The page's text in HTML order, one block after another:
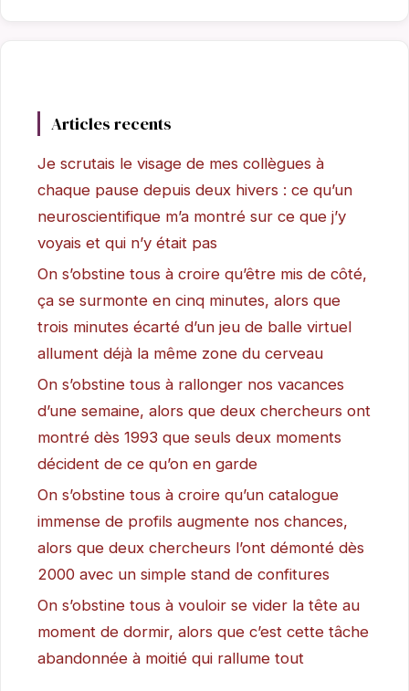
Articles recents
Je scrutais le visage de mes collègues à
chaque pause depuis deux hivers : ce qu’un
neuroscientifique m’a montré sur ce que j’y
voyais et qui n’y était pas
On s’obstine tous à croire qu’être mis de côté,
ça se surmonte en cinq minutes, alors que
trois minutes écarté d’un jeu de balle virtuel
allument déjà la même zone du cerveau
On s’obstine tous à rallonger nos vacances
d’une semaine, alors que deux chercheurs ont
montré dès 1993 que seuls deux moments
décident de ce qu’on en garde
On s’obstine tous à croire qu’un catalogue
immense de profils augmente nos chances,
alors que deux chercheurs l’ont démonté dès
2000 avec un simple stand de confitures
On s’obstine tous à vouloir se vider la tête au
moment de dormir, alors que c’est cette tâche
abandonnée à moitié qui rallume tout